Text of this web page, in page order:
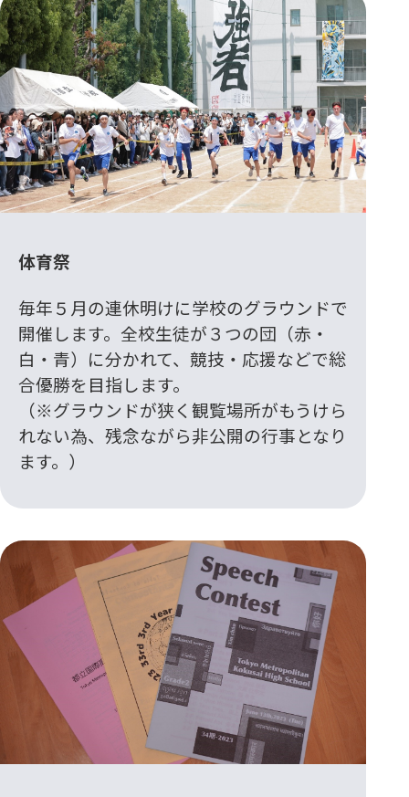
体育祭
毎年５月の連休明けに学校のグラウンドで
開催します。全校生徒が３つの団（赤・
白・青）に分かれて、競技・応援などで総
合優勝を目指します。
（※グラウンドが狭く観覧場所がもうけら
れない為、残念ながら非公開の行事となり
ます。）